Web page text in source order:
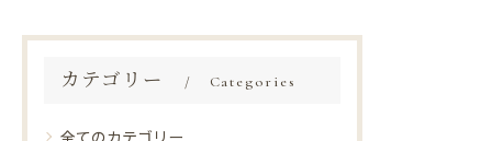
カテゴリー Categories
全てのカテゴリー